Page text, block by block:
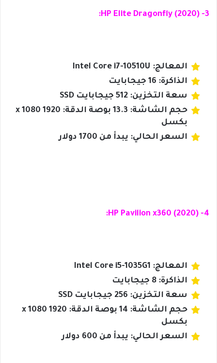
3- HP Elite Dragonfly (2020):
المعالج: Intel Core i7-10510U
الذاكرة: 16 جيجابايت
سعة التخزين: 512 جيجابايت SSD
حجم الشاشة: 13.3 بوصة الدقة: 1920 x 1080
بكسل
السعر الحالي: يبدأ من 1700 دولار
4- HP Pavilion x360 (2020):
المعالج: Intel Core i5-1035G1
الذاكرة: 8 جيجابايت
سعة التخزين: 256 جيجابايت SSD
حجم الشاشة: 14 بوصة الدقة: 1920 x 1080
بكسل
السعر الحالي: يبدأ من 600 دولار